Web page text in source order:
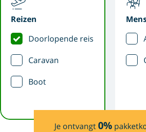
Reizen
Doorlopende reis
Caravan
Boot
Je ontvangt0%